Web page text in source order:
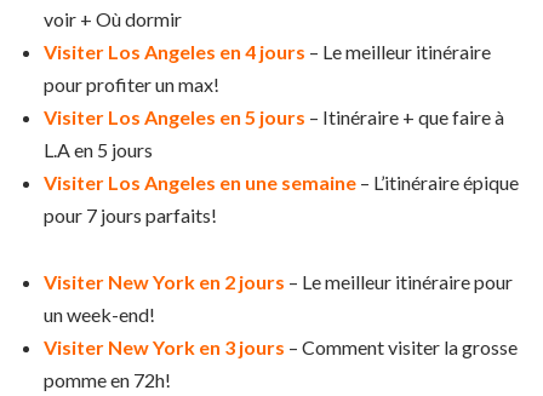
voir + Où dormir
Visiter Los Angeles en 4 jours – Le meilleur itinéraire
pour profiter un max!
Visiter Los Angeles en 5 jours – Itinéraire + que faire à
L.A en 5 jours
Visiter Los Angeles en une semaine – L’itinéraire épique
pour 7 jours parfaits!
Visiter New York en 2 jours – Le meilleur itinéraire pour
un week-end!
Visiter New York en 3 jours – Comment visiter la grosse
pomme en 72h!